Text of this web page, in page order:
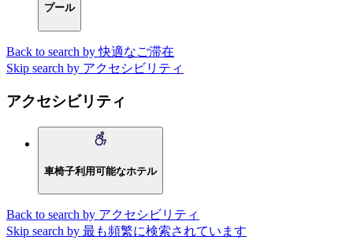
プール
Back to search by 快適なご滞在
Skip search by アクセシビリティ
アクセシビリティ
車椅子利用可能なホテル
Back to search by アクセシビリティ
Skip search by 最も頻繁に検索されています